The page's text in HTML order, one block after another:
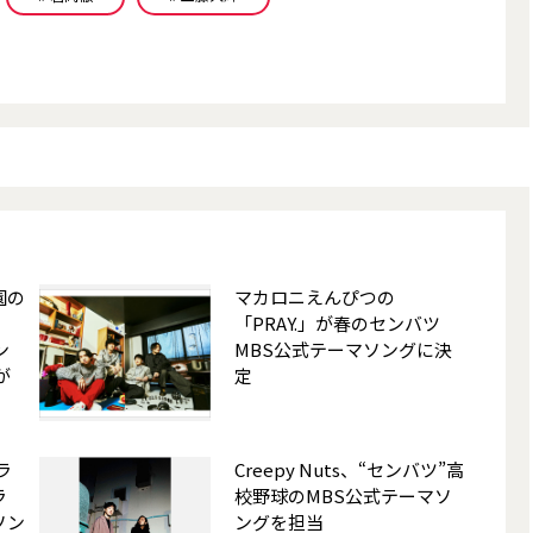
の
マカロニえんぴつの
「PRAY.」が春のセンバツ
MBS公式テーマソングに決
定
ン
Creepy Nuts、“センバツ”高
校野球のMBS公式テーマソ
ングを担当